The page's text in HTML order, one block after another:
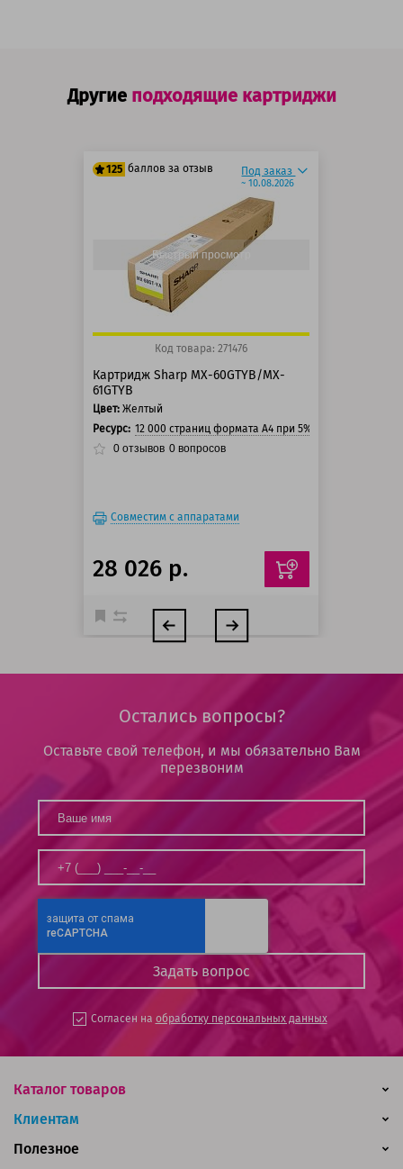
Другие подходящие картриджи
125 баллов за отзыв
125 баллов
Под заказ
~ 10.08.2026
Быстрый просмотр
Код товара: 271476
Картридж Sharp MX-60GTYB/MX-
61GTYB
Цвет: Желтый
Ресурс: 12 000 страниц формата А4 при 5% заполнении
0 отзывов 0 вопросов
Совместим с аппаратами
28 026 р.
Остались вопросы?
Оставьте свой телефон, и мы обязательно Вам
перезвоним
Согласен на обработку персональных данных
Каталог товаров
Клиентам
Полезное